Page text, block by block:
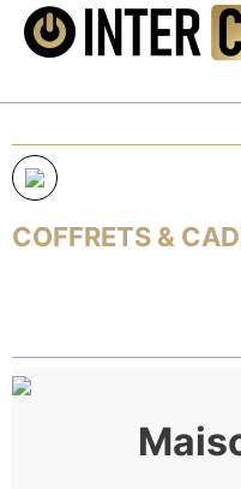
COFFRETS &
Panneau de gestion des